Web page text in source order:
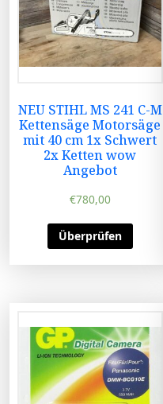
NEU STIHL MS 241 C-M
Kettensäge Motorsäge
mit 40 cm 1x Schwert
2x Ketten wow
Angebot
€780,00
Überprüfen